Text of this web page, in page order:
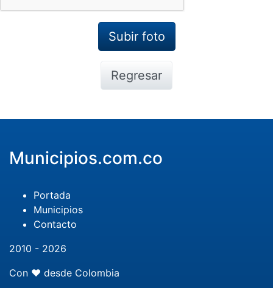
Regresar
Municipios.com.co
Portada
Municipios
Contacto
2010 - 2026
Con ❤️ desde Colombia